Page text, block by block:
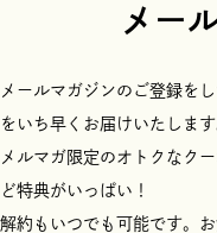
メー
メールマガジンのご登録を
をいち早くお届けいたします
メルマガ限定のオトクなク
ど特典がいっぱい！
解約もいつでも可能です。